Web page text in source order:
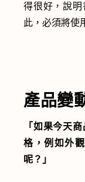
得很好，說明
此，必須將使
產品變
「如果今天
格，例如外
呢？」